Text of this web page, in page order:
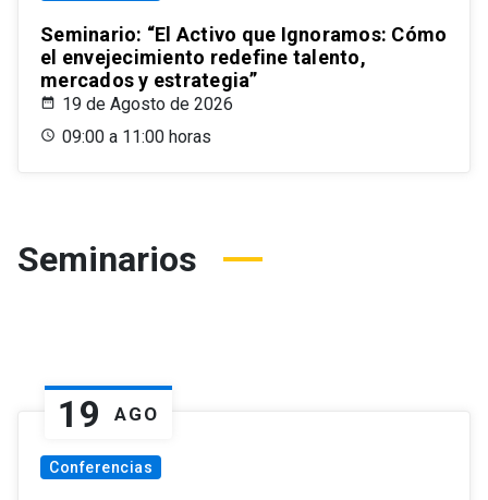
Seminario: “El Activo que Ignoramos: Cómo
el envejecimiento redefine talento,
mercados y estrategia”
19 de Agosto de 2026
09:00 a 11:00 horas
Seminarios
19 AGO
Conferencias